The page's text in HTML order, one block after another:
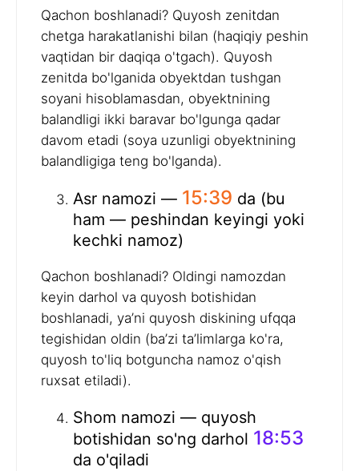
Qachon boshlanadi? Quyosh zenitdan
chetga harakatlanishi bilan (haqiqiy peshin
vaqtidan bir daqiqa o'tgach). Quyosh
zenitda bo'lganida obyektdan tushgan
soyani hisoblamasdan, obyektnining
balandligi ikki baravar bo'lgunga qadar
davom etadi (soya uzunligi obyektnining
balandligiga teng bo'lganda).
Asr namozi — 15:39 da (bu
ham — peshindan keyingi yoki
kechki namoz)
Qachon boshlanadi? Oldingi namozdan
keyin darhol va quyosh botishidan
boshlanadi, ya’ni quyosh diskining ufqqa
tegishidan oldin (ba’zi ta’limlarga ko'ra,
quyosh to'liq botguncha namoz o'qish
ruxsat etiladi).
Shom namozi — quyosh
botishidan so'ng darhol 18:53
da o'qiladi